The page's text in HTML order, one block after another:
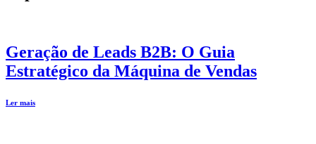
Geração de Leads B2B: O Guia
Estratégico da Máquina de Vendas
Ler mais